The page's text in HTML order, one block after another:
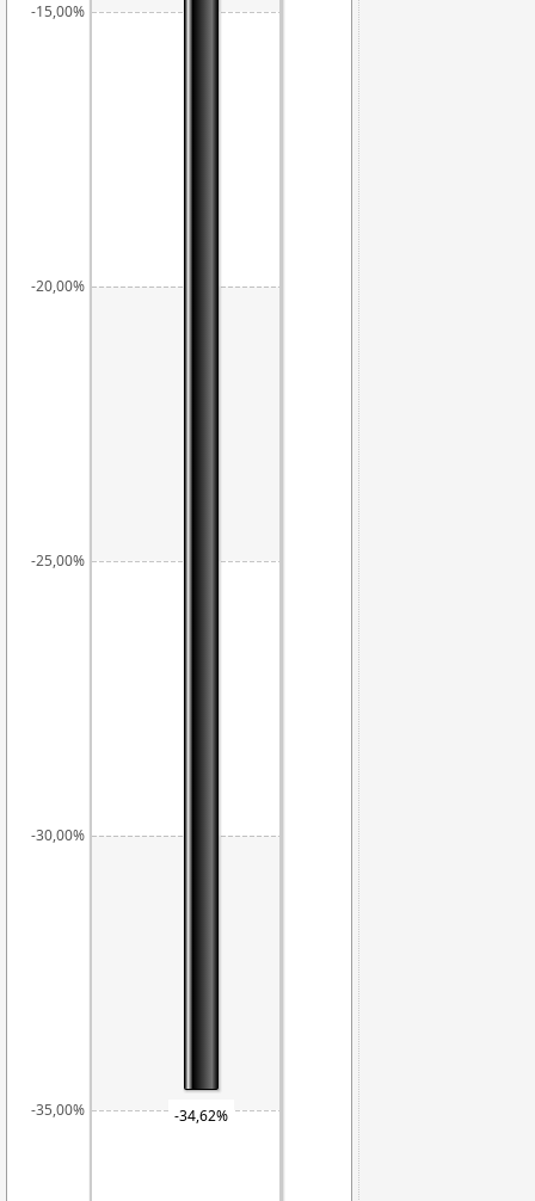
-35,00%
-30,00%
-25,00%
-20,00%
-15,00%
-34,62%